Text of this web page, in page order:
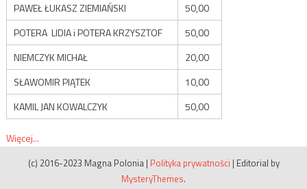
PAWEŁ ŁUKASZ ZIEMIAŃSKI
50,00
POTERA LIDIA i POTERA KRZYSZTOF
50,00
NIEMCZYK MICHAŁ
20,00
SŁAWOMIR PIĄTEK
10,00
KAMIL JAN KOWALCZYK
50,00
Więcej...
(c) 2016-2023 Magna Polonia | Polityka prywatności | Editorial by
MysteryThemes.